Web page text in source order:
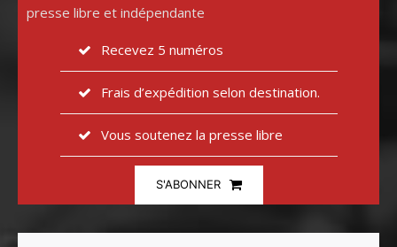
presse libre et indépendante
Recevez 5 numéros
Frais d’expédition selon destination.
Vous soutenez la presse libre
S'ABONNER